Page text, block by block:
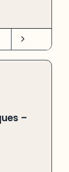
–